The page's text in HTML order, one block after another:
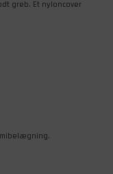
greb. Et nyloncover